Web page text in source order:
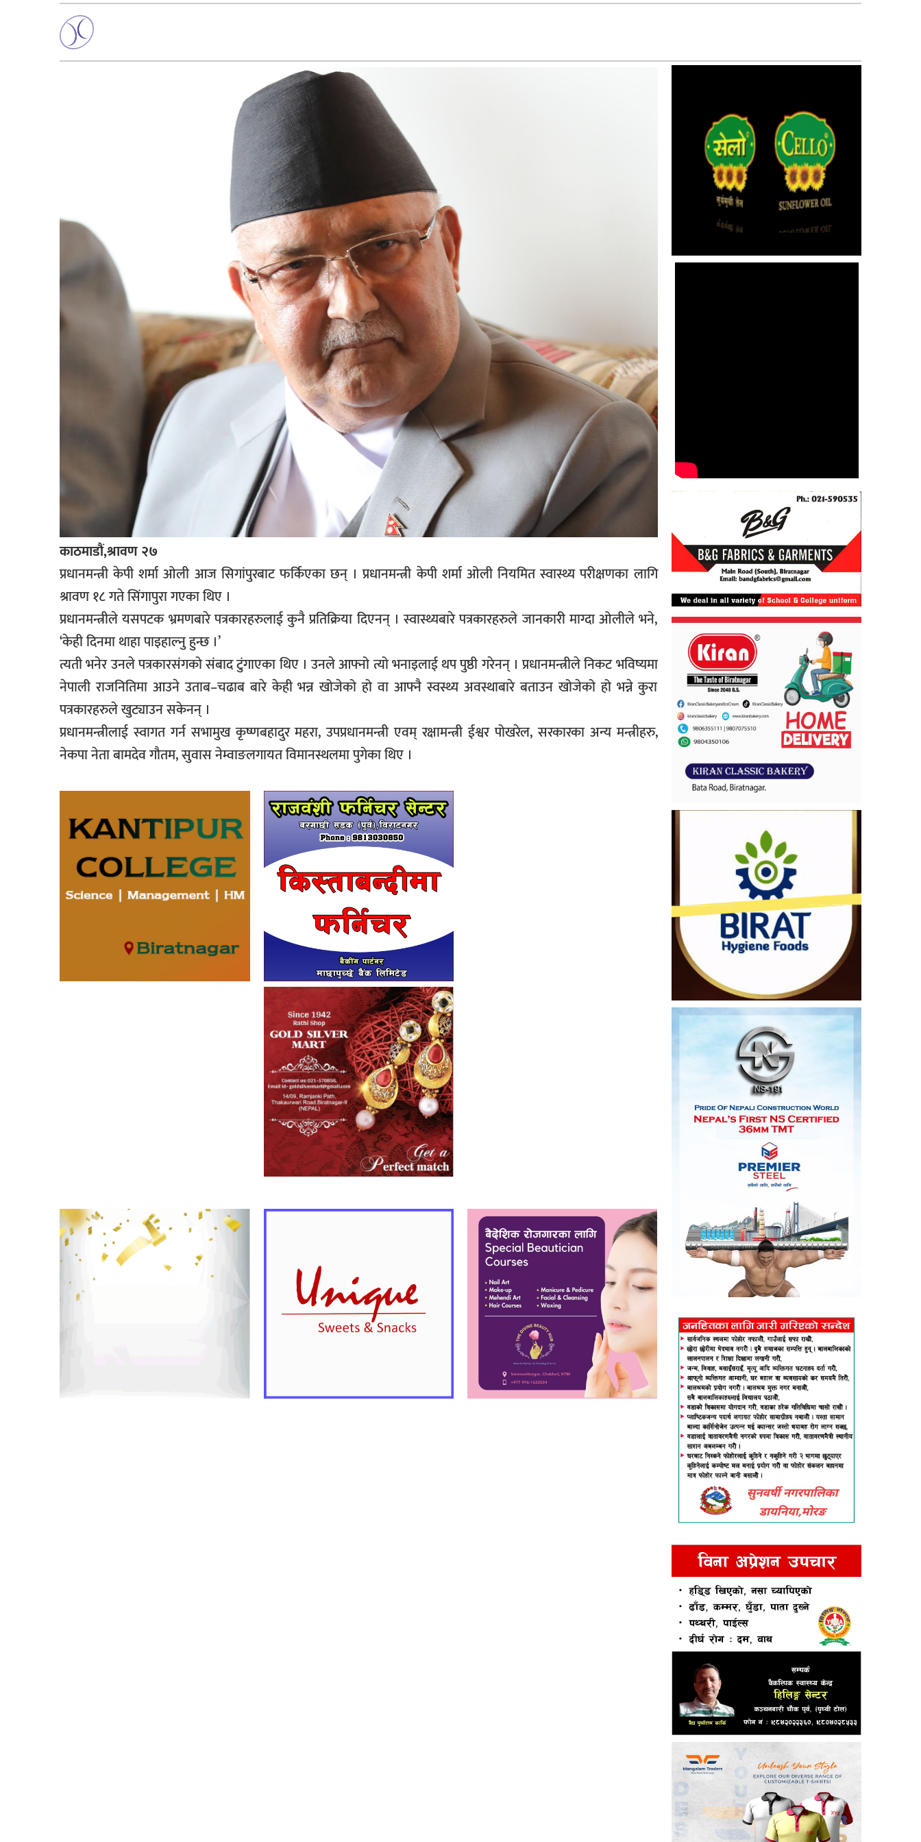
काठमाडौं,श्रावण २७
प्रधानमन्त्री केपी शर्मा ओली आज सिगांपुरबाट फर्किएका छन् । प्रधानमन्त्री केपी शर्मा ओली नियमित स्वास्थ्य परीक्षणका लागि
श्रावण १८ गते सिंगापुरा गएका थिए ।
प्रधानमन्त्रीले यसपटक भ्रमणबारे पत्रकारहरुलाई कुनै प्रतिक्रिया दिएनन् । स्वास्थ्यबारे पत्रकारहरुले जानकारी माग्दा ओलीले भने,
‘केही दिनमा थाहा पाइहाल्नु हुन्छ ।’
त्यती भनेर उनले पत्रकारसंगको संबाद टुंगाएका थिए । उनले आफ्नो त्यो भनाइलाई थप पुष्ठी गरेनन् । प्रधानमन्त्रीले निकट भविष्यमा
नेपाली राजनितिमा आउने उताब–चढाब बारे केही भन्न खोजेको हो वा आफ्नै स्वस्थ्य अवस्थाबारे बताउन खोजेको हो भन्ने कुरा
पत्रकारहरुले खुट्याउन सकेनन् ।
प्रधानमन्त्रीलाई स्वागत गर्न सभामुख कृष्णबहादुर महरा, उपप्रधानमन्त्री एवम् रक्षामन्त्री ईश्वर पोखरेल, सरकारका अन्य मन्त्रीहरु,
नेकपा नेता बामदेव गौतम, सुवास नेम्वाङलगायत विमानस्थलमा पुगेका थिए ।